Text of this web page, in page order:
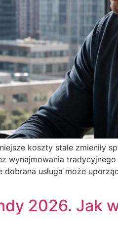
koszty stałe zmieniły
wynajmowania
usługa może
2026. Jak